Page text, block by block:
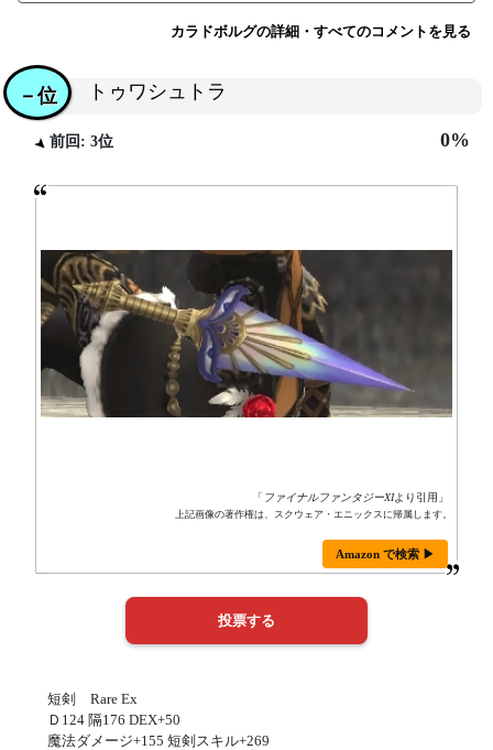
カラドボルグの詳細・すべてのコメントを見る
トゥワシュトラ
－位
前回: 3位 0%
「 ファイナルファンタジーXIより引用」
上記画像の著作権は、スクウェア・エニックスに帰属します。
Amazon で検索 ▶
短剣 Rare Ex
Ｄ124 隔176 DEX+50
魔法ダメージ+155 短剣スキル+269